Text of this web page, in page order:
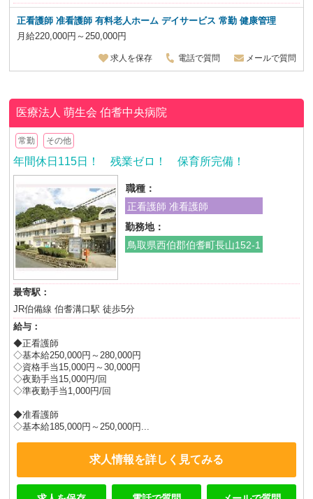
正看護師 准看護師 有料老人ホーム デイサービス 常勤 健康管理
月給220,000円～250,000円
求人を保存 電話で質問 メールで質問
医療法人 萌生会伯耆中央病院
常勤 その他
年間休日115日！ 残業ゼロ！ 保育所完備！
職種：
正看護師 准看護師
勤務地：
鳥取県西伯郡伯耆町長山152-1
最寄駅：
JR伯備線 伯耆溝口駅 徒歩5分
給与：
◆正看護師
◇基本給250,000円～280,000円
◇資格手当15,000円～30,000円
◇夜勤手当15,000円/回
◇準夜勤手当1,000円/回
◆准看護師
◇基本給185,000円～250,000円...
求人情報を詳しく見てみる